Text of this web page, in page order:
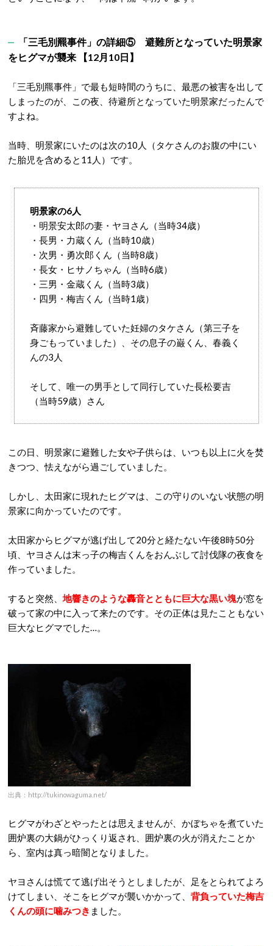
「三毛別羆事件」の詳細⑤ 避難所となっていた明景家
をヒグマが襲来 【12月10日】
「三毛別羆事件」で最も短時間のうちに、最悪の被害を出して
しまったのが、この夜、待避所となっていた明景家だったんで
すよね。
当時、明景家にいたのは次の10人（タケさんのお腹の中にい
た胎児を含めると11人）です。
明景家の6人
・明景安太郎の妻・ヤヨさん（当時34歳）
・長男・力蔵くん（当時10歳）
・次男・勇次郎くん（当時8歳）
・長女・ヒサノちゃん（当時6歳）
・三男・金蔵くん（当時3歳）
・四男・梅吉くん（当時1歳）
斉藤家から避難していた妊婦のタケさん（第三子を
身ごもっていました）、その息子の巌くん、春義く
んの3人
そして、唯一の男手として同行していた長松要吉
（当時59歳）さん
この日、明景家に避難した女や子供らは、いつも以上に火を焚
きつつ、怯えながら過ごしていました。
しかし、太田家に現れたヒグマは、この守りのいない状態の明
景家に向かっていたのです。
太田家からヒグマが逃げ出して20分と経たない午後8時50分
頃、ヤヨさんは末っ子の梅吉くんをおんぶして討伐隊の夜食を
作っていました。
すると突然、地響きのような轟音とともに巨大な黒い塊が窓を
破って家の中に入って来たのです。その正体は見たこともない
巨大なヒグマでした…。
出典：http://tukinowaguma.net/
ヒグマがわざとやったとは思えませんが、かぼちゃを煮ていた
囲炉裏の大鍋がひっくり返され、囲炉裏の火が消えたことか
ら、室内は真っ暗闇となりました。
ヤヨさんは慌てて逃げ出そうとしましたが、足をとられてよろ
けてしまい、そこをヒグマが襲いかかって、 背負っていた梅吉
くんの頭に噛みつき ました。